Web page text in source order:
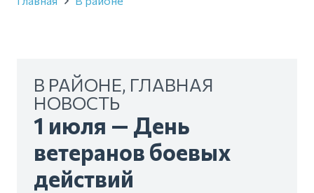
В РАЙОНЕ, ГЛАВНАЯ
НОВОСТЬ
1 июля — День
ветеранов боевых
действий